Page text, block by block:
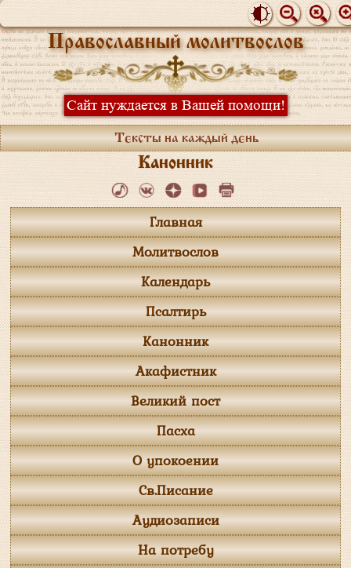
Православный молитвослов
Сайт нуждается в Вашей помощи!
Тексты на каждый день
Канонник
Главная
Молитвослов
Календарь
Псалтирь
Канонник
Акафистник
Великий пост
Пасха
О упокоении
Св.Писание
Аудиозаписи
На потребу